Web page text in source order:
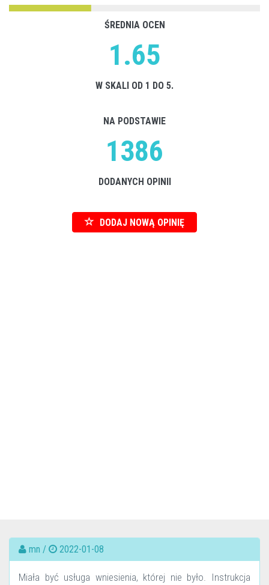
ŚREDNIA OCEN
1.65
W SKALI OD 1 DO 5.
NA PODSTAWIE
1386
DODANYCH OPINII
DODAJ NOWĄ OPINIĘ
mn / 2022-01-08
Miała być usługa wniesienia, której nie było. Instrukcja